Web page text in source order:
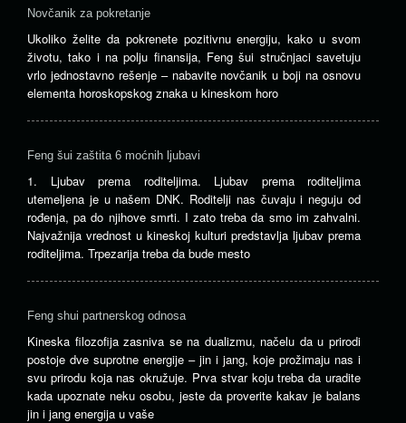
Novčanik za pokretanje
Ukoliko želite da pokrenete pozitivnu energiju, kako u svom
životu, tako i na polju finansija, Feng šui stručnjaci savetuju
vrlo jednostavno rešenje – nabavite novčanik u boji na osnovu
elementa horoskopskog znaka u kineskom horo
Feng šui zaštita 6 moćnih ljubavi
1. Ljubav prema roditeljima. Ljubav prema roditeljima
utemeljena je u našem DNK. Roditelji nas čuvaju i neguju od
rođenja, pa do njihove smrti. I zato treba da smo im zahvalni.
Najvažnija vrednost u kineskoj kulturi predstavlja ljubav prema
roditeljima. Trpezarija treba da bude mesto
Feng shui partnerskog odnosa
Kineska filozofija zasniva se na dualizmu, načelu da u prirodi
postoje dve suprotne energije – jin i jang, koje prožimaju nas i
svu prirodu koja nas okružuje. Prva stvar koju treba da uradite
kada upoznate neku osobu, jeste da proverite kakav je balans
jin i jang energija u vaše